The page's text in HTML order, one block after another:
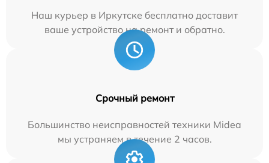
Наш курьер в Иркутске бесплатно доставит
ваше устройство на ремонт и обратно.
Срочный ремонт
Большинство неисправностей техники Midea
мы устраняем в течение 2 часов.